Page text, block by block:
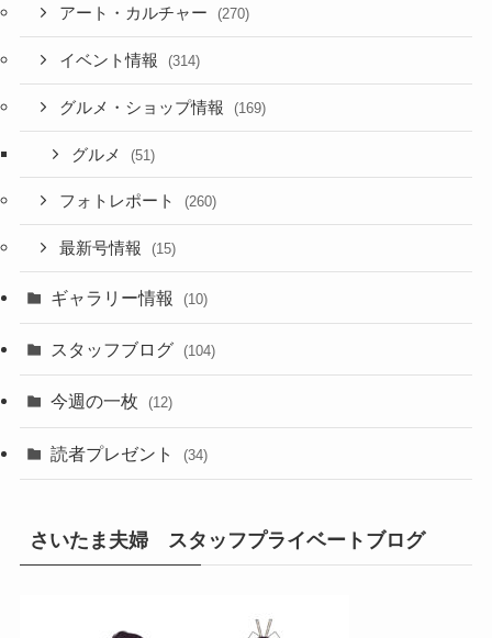
アート・カルチャー (270)
イベント情報 (314)
グルメ・ショップ情報 (169)
グルメ (51)
フォトレポート (260)
最新号情報 (15)
ギャラリー情報 (10)
スタッフブログ (104)
今週の一枚 (12)
読者プレゼント (34)
さいたま夫婦 スタッフプライベートブログ